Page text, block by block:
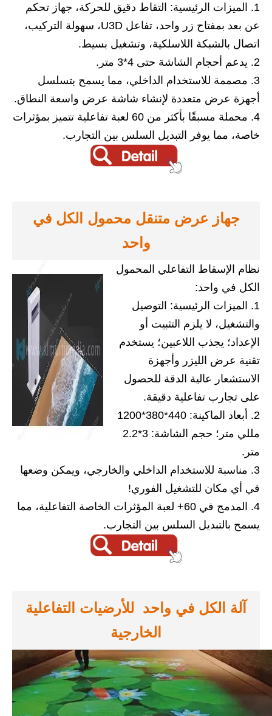
1. الميزات الرئيسية: التقاط دقيق للحركة، جهاز تحكم
عن بعد بمفتاح زر واحد، تفاعل U3D، سهولة التركيب،
اتصال بالشبكة اللاسلكية، وتشغيل بسيط.
2. يدعم أحجام الشاشة حتى 4*3 متر.
3. مصممة للاستخدام الداخلي، مما يسمح بتسلسل
أجهزة عرض متعددة لإنشاء شاشة عرض واسعة النطاق.
4. محملة مسبقًا بأكثر من 60 لعبة تفاعلية تتميز بمؤثرات
خاصة، مما يوفر التبديل السلس بين التجارب.
جهاز عرض متنقل محمول الكل في
واحد
نظام الإسقاط التفاعلي المحمول
الكل في واحد:
1. الميزات الرئيسية: التوصيل
والتشغيل، لا يلزم التثبيت أو
الإعداد؛ يجذب اللاعبين؛ يستخدم
تقنية عرض الليزر وأجهزة
الاستشعار عالية الدقة للحصول
على تجارب تفاعلية دقيقة.
2. أبعاد الماكينة: 440*380*1200
مللي متر؛ حجم الشاشة: 3*2.2
متر.
3. مناسبة للاستخدام الداخلي والخارجي، ويمكن وضعها
في أي مكان للتشغيل الفوري!
4. المدمج في 60+ لعبة المؤثرات الخاصة التفاعلية، مما
يسمح بالتبديل السلس بين التجارب.
آلة الكل في واحد للأرضيات التفاعلية
الخارجية